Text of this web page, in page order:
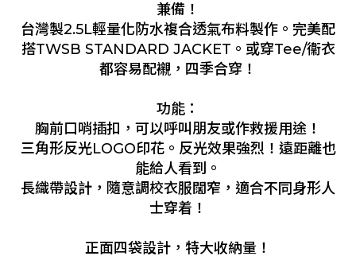
兼備！
台灣製2.5L輕量化防水複合透氣布料製作。完美配
搭TWSB STANDARD JACKET。或穿Tee/衞衣
都容易配襯，四季合穿！
功能：
胸前口哨插扣，可以呼叫朋友或作救援用途！
三角形反光LOGO印花。反光效果強烈！遠距離也
能給人看到。
長織帶設計，隨意調校衣服闊窄，適合不同身形人
士穿着！
正面四袋設計，特大收納量！